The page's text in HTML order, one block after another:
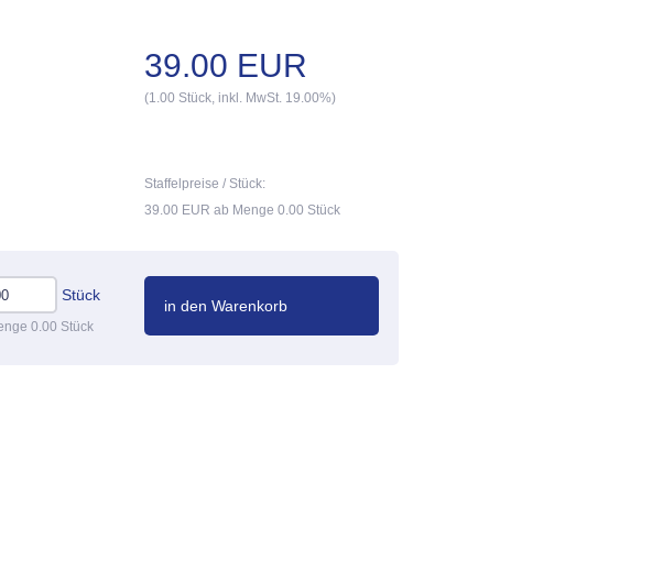
39.00 EUR
(1.00 Stück, inkl. MwSt. 19.00%)
Staffelpreise / Stück:
39.00 EUR ab Menge 0.00 Stück
Stück
0.00 Stück
in den Warenkorb